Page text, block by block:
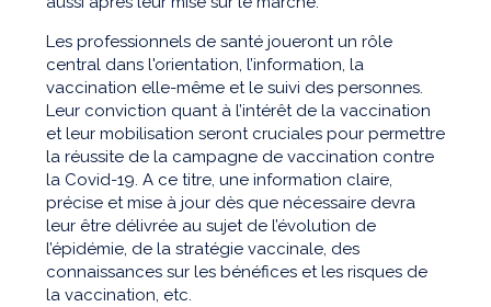
Les professionnels de santé joueront un rôle
central dans l'orientation, l’information, la
vaccination elle-même et le suivi des personnes.
Leur conviction quant à l’intérêt de la vaccination
et leur mobilisation seront cruciales pour permettre
la réussite de la campagne de vaccination contre
la Covid-19. A ce titre, une information claire,
précise et mise à jour dès que nécessaire devra
leur être délivrée au sujet de l’évolution de
l’épidémie, de la stratégie vaccinale, des
connaissances sur les bénéfices et les risques de
la vaccination, etc.